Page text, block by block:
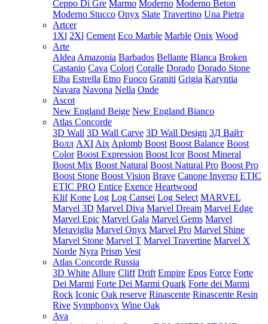
Ceppo Di Gre Marmo Moderno Moderno Beton
Moderno Stucco Onyx Slate Travertino Una Pietra
Artcer
1Xl 2Xl Cement Eco Marble Marble Onix Wood
Arte
Aldea Amazonia Barbados Bellante Blanca Broken
Castanio Cava Colori Coralle Dorado Dorado Stone
Elba Estrella Etno Fuoco Graniti Grigia Karyntia
Navara Navona Nella Onde
Ascot
New England Beige New England Bianco
Atlas Concorde
3D Wall 3D Wall Carve 3D Wall Design 3Д Вайт
Волл AXI Aix Aplomb Boost Boost Balance Boost
Color Boost Expression Boost Icor Boost Mineral
Boost Mix Boost Natural Boost Natural Pro Boost Pro
Boost Stone Boost Vision Brave Canone Inverso ETIC
ETIC PRO Entice Exence Heartwood
Klif Kone Log Log Cansei Log Select MARVEL
Marvel 3D Marvel Diva Marvel Dream Marvel Edge
Marvel Epic Marvel Gala Marvel Gems Marvel
Meraviglia Marvel Onyx Marvel Pro Marvel Shine
Marvel Stone Marvel T Marvel Travertine Marvel X
Norde Nyra Prism Vest
Atlas Concorde Russia
3D White Allure Cliff Drift Empire Epos Force Forte
Dei Marmi Forte Dei Marmi Quark Forte dei Marmi
Rock Iconic Oak reserve Rinascente Rinascente Resin
Rive Symphonyx Wine Oak
Ava